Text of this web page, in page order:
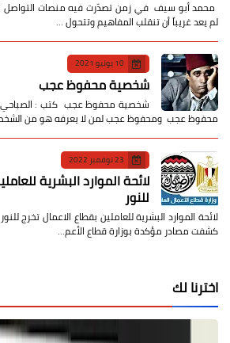
محمد أبو سيف ​في زمن تصدّرت فيه منصات التواصل
لم يعد غريباً أن تنقلب المفاهيم وتتحول …
10 يونيو 2021
شخصية محفوظ عجب
شخصية محفوظ عجب كتب : الصباحي
محفوظ عجب ومحفوظ عجب لمن لا يعرفه هو من
23 نوفمبر 2022
لائحة الموارد البشرية
للنور
لائحة الموارد البشرية للعاملين بقطاع الاعمال تخرج
كشفت مصادر مؤكدة بوزارة قطاع الأعم…
اخترنا لك